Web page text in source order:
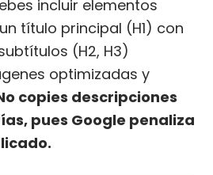
incluir elementos
título principal (H1) con
(H2, H3)
optimizadas y
copies descripciones
pues Google penaliza